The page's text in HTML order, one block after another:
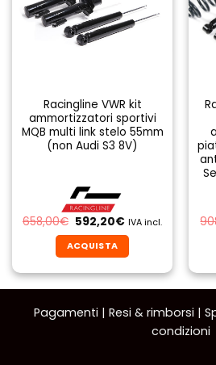
Racingline VWR kit
ammortizzatori sportivi
MQB multi link stelo 55mm
(non Audi S3 8V)
658,00€ Il
prezzo
originale
era:
658,00€.
592,20€Il
attuale
è:
592,20€.
IVA incl.
ACQUISTA
Pagamenti | Resi & rimborsi |
condizioni